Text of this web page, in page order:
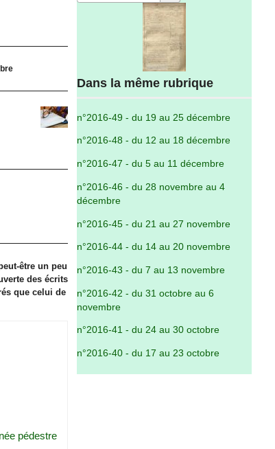
être un peu
des écrits
que celui de
pédestre
Dans la même rubrique
n°2016-49 - du 19 au 25 décembre
n°2016-48 - du 12 au 18 décembre
n°2016-47 - du 5 au 11 décembre
n°2016-46 - du 28 novembre au 4
décembre
n°2016-45 - du 21 au 27 novembre
n°2016-44 - du 14 au 20 novembre
n°2016-43 - du 7 au 13 novembre
n°2016-42 - du 31 octobre au 6
novembre
n°2016-41 - du 24 au 30 octobre
n°2016-40 - du 17 au 23 octobre